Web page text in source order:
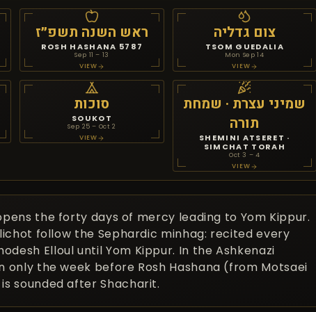
ראש השנה תשפ״ז
ROSH HASHANA 5787
Sep 11 – 13
VIEW
צום גדליה
TSOM GUEDALIA
Mon Sep 14
VIEW
סוכות
SOUKOT
Sep 25 – Oct 2
VIEW
שמיני עצרת · שמחת
תורה
SHEMINI ATSERET ·
SIMCHAT TORAH
Oct 3 – 4
VIEW
the forty days of mercy leading to Yom Kippur.
follow the Sephardic minhag: recited every
Elloul until Yom Kippur. In the Ashkenazi
only the week before Rosh Hashana (from Motsaei
sounded after Shacharit.